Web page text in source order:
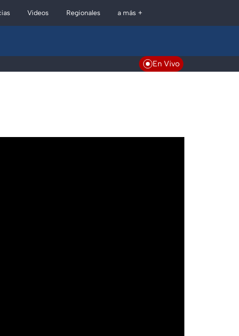
Videos Regionales a más +
En Vivo